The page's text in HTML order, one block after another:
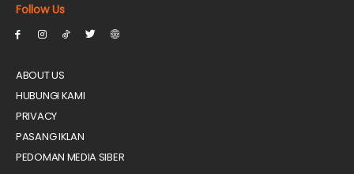
Follow Us
ABOUT US
HUBUNGI KAMI
PRIVACY
PASANG IKLAN
PEDOMAN MEDIA SIBER